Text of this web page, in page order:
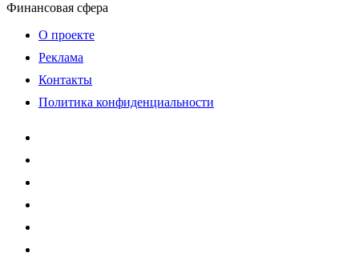
Финансовая сфера
О проекте
Реклама
Контакты
Политика конфиденциальности